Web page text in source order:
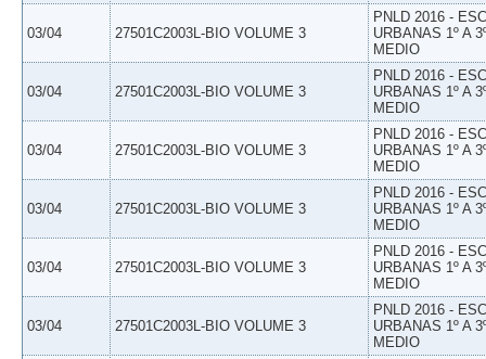
03/04 27501C2003L-BIO VOLUME 3
PNLD 2016 -
URBANAS 1º A
MEDIO
03/04 27501C2003L-BIO VOLUME 3
PNLD 2016 -
URBANAS 1º A
MEDIO
03/04 27501C2003L-BIO VOLUME 3
PNLD 2016 -
URBANAS 1º A
MEDIO
03/04 27501C2003L-BIO VOLUME 3
PNLD 2016 -
URBANAS 1º A
MEDIO
03/04 27501C2003L-BIO VOLUME 3
PNLD 2016 -
URBANAS 1º A
MEDIO
03/04 27501C2003L-BIO VOLUME 3
PNLD 2016 -
URBANAS 1º A
MEDIO